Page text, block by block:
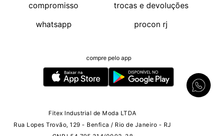
compromisso
whatsapp
trocas e devoluções
procon rj
compre pelo app
Fitex Industrial de Moda LTDA
Rua Lopes Trovão, 129 - Benfica / Rio de Janeiro - RJ